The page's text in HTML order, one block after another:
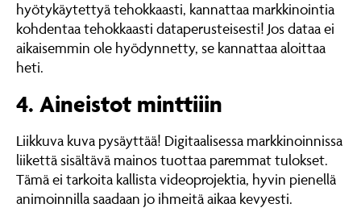
hyötykäytettyä tehokkaasti, kannattaa markkinointia
kohdentaa tehokkaasti dataperusteisesti! Jos dataa ei
aikaisemmin ole hyödynnetty, se kannattaa aloittaa
heti.
4. Aineistot minttiiin
Liikkuva kuva pysäyttää! Digitaalisessa markkinoinnissa
liikettä sisältävä mainos tuottaa paremmat tulokset.
Tämä ei tarkoita kallista videoprojektia, hyvin pienellä
animoinnilla saadaan jo ihmeitä aikaa kevyesti.